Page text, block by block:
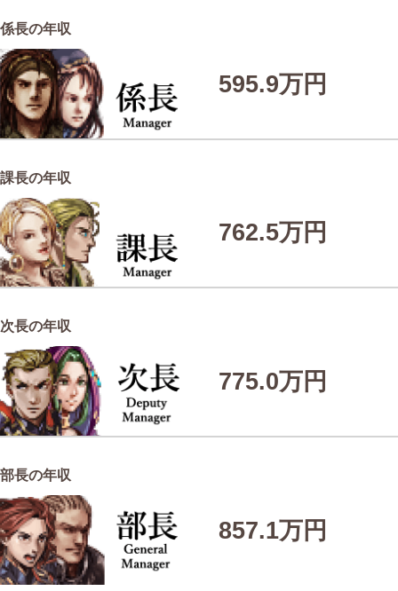
係長の年収
595.9万円
課長の年収
762.5万円
次長の年収
775.0万円
部長の年収
857.1万円